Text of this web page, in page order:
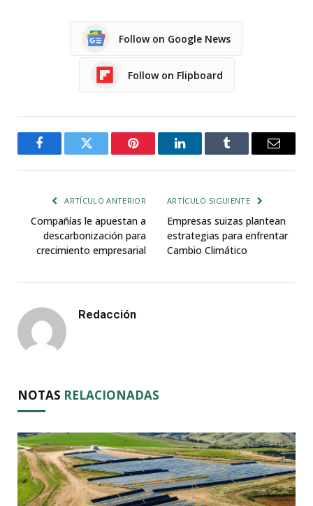
Follow on Google News
Follow on Flipboard
FacebookTwitter Pinterest LinkedInTumblr Email
ARTÍCULO ANTERIOR
Compañías le apuestan a
descarbonización para
crecimiento empresarial
ARTÍCULO SIGUIENTE
Empresas suizas plantean
estrategias para enfrentar
Cambio Climático
Redacción
NOTAS RELACIONADAS